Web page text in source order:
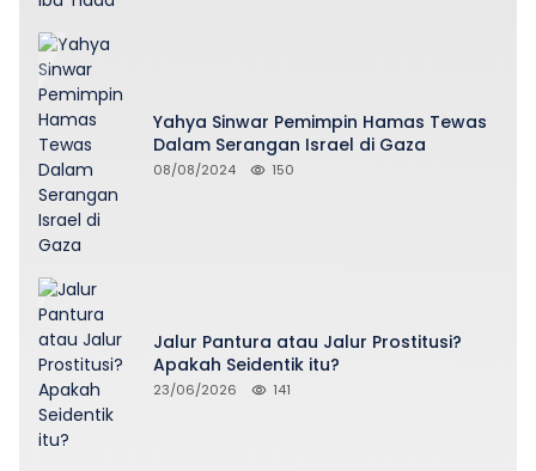
Yahya Sinwar Pemimpin Hamas Tewas
Dalam Serangan Israel di Gaza
08/08/2024 150
Jalur Pantura atau Jalur Prostitusi?
Apakah Seidentik itu?
23/06/2026 141